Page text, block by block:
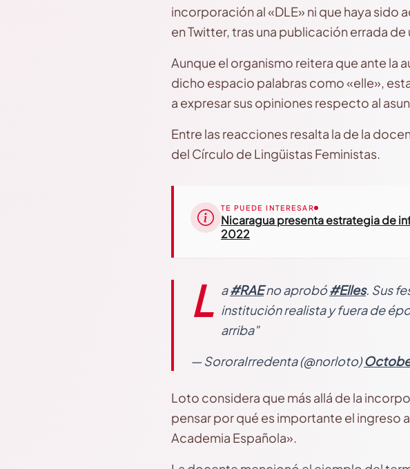
incorporación al «DLE» ni que haya sido
en Twitter, tras una publicación errada
Aunque el organismo reitera que ante la
dicho espacio palabras como «elle»,
a expresar sus opiniones respecto al
Entre las reacciones resalta la de la
del Círculo de Lingüistas Feministas.
TE PUEDE INTERESAR
Nicaragua presenta estrategia de
2022
L a#RAEno aprobó#Elles. Sus
institución realista y fuera de
arriba"
— SororaIrredenta (@norloto)
Loto considera que más allá de la
pensar por qué es importante el ingreso
Academia Española».